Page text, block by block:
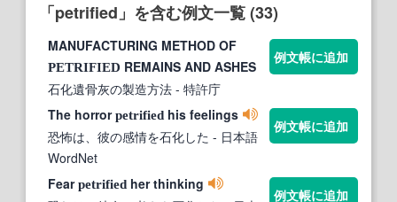
「petrified」を含む例文一覧 (33)
MANUFACTURING METHOD OF
PETRIFIED REMAINS AND ASHES
石化遺骨灰の製造方法 - 特許庁
例文帳に追加
The horrorpetrified his feelings
恐怖は、彼の感情を石化した - 日本語
WordNet
例文帳に追加
Fearpetrified her thinking
例文帳に追加